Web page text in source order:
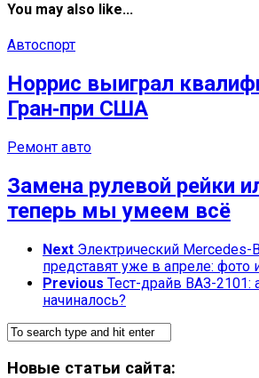
You may also like...
Автоспорт
Норрис выиграл
Гран‑при США
Ремонт авто
Замена рулевой рейки
теперь мы умеем всё
Next Электрический Mercedes-
представят уже в апреле: фото
Previous Тест-драйв ВАЗ-2101:
начиналось?
Новые статьи сайта: